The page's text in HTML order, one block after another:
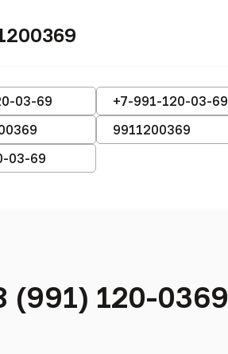
03-69 +7-991-120-03-69
9911200369
03-69
(991) 120-0369